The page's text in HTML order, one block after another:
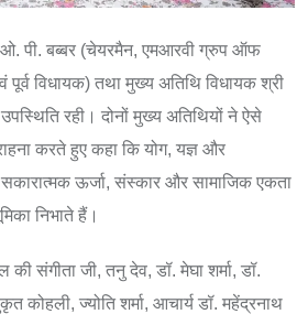
ओ. पी. बब्बर (चेयरमैन, एमआरवी ग्रुप ऑफ
पूर्व विधायक) तथा मुख्य अतिथि विधायक श्री
रही। दोनों मुख्य अतिथियों ने ऐसे
करते हुए कहा कि योग, यज्ञ और
ऊर्जा, संस्कार और सामाजिक एकता
निभाते हैं।
संगीता जी, तनु देव, डॉ. मेघा शर्मा, डॉ.
कोहली, ज्योति शर्मा, आचार्य डॉ. महेंद्रनाथ